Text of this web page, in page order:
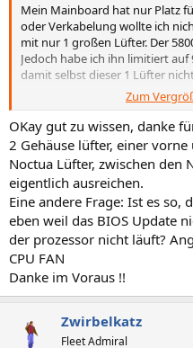
Mein Mainboard hat nur Platz
oder Verkabelung wollte ich
mit nur 1 großen Lüfter. Der
Jedoch habe ich ihn limitiert
damit selbst dieser 1 Lüfter
Der 5900x läuft bauartbedingt
Alles auch nachzulesen im
https://
ryzen-5000-test.76243/
Zum
OKay gut zu wissen, danke
2 Gehäuse lüfter, einer
Noctua Lüfter, zwischen den
eigentlich ausreichen.
Eine andere Frage: Ist es so,
eben weil das BIOS Update
der prozessor nicht läuft?
CPU FAN
Danke im Voraus !!
Zwirbelkatz
Fleet Admiral